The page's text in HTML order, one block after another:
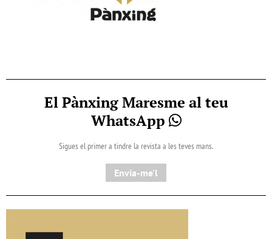
El Pànxing Maresme al teu
WhatsApp
Sigues el primer a tindre la revista a les teves mans.
Envia-me'l